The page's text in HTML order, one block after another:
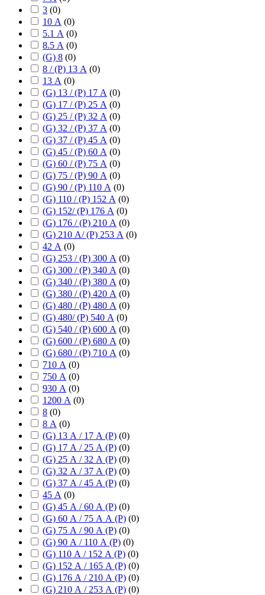
3 (0)
10 А (0)
5.1 А (0)
8.5 А (0)
(G) 8 (0)
8 / (P) 13 А (0)
13 А (0)
(G) 13 / (P) 17 А (0)
(G) 17 / (P) 25 А (0)
(G) 25 / (P) 32 А (0)
(G) 32 / (P) 37 А (0)
(G) 37 / (P) 45 А (0)
(G) 45 / (P) 60 А (0)
(G) 60 / (P) 75 А (0)
(G) 75 / (P) 90 А (0)
(G) 90 / (P) 110 А (0)
(G) 110 / (P) 152 А (0)
(G) 152/ (P) 176 А (0)
(G) 176 / (P) 210 А (0)
(G) 210 А/ (P) 253 А (0)
42 А (0)
(G) 253 / (P) 300 А (0)
(G) 300 / (P) 340 А (0)
(G) 340 / (P) 380 А (0)
(G) 380 / (P) 420 А (0)
(G) 480 / (P) 480 А (0)
(G) 480/ (P) 540 А (0)
(G) 540 / (P) 600 А (0)
(G) 600 / (P) 680 А (0)
(G) 680 / (P) 710 А (0)
710 А (0)
750 А (0)
930 А (0)
1200 А (0)
8 (0)
8 А (0)
(G) 13 А / 17 А (P) (0)
(G) 17 А / 25 А (P) (0)
(G) 25 А / 32 А (P) (0)
(G) 32 А / 37 А (P) (0)
(G) 37 А / 45 А (P) (0)
45 А (0)
(G) 45 А / 60 А (P) (0)
(G) 60 А / 75 А А (P) (0)
(G) 75 А / 90 А (P) (0)
(G) 90 А / 110 А (P) (0)
(G) 110 А / 152 А (P) (0)
(G) 152 А / 165 А (P) (0)
(G) 176 А / 210 А (P) (0)
(G) 210 А / 253 А (P) (0)